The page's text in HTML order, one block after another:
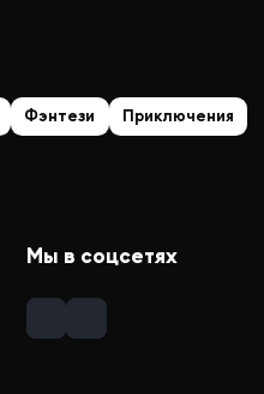
Фэнтези Приключения
Мы в соцсетях